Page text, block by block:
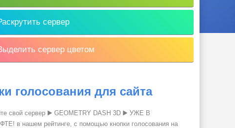
сервер
сервер цветом
голосования для сайта
свой сервер ▶️ GEOMETRY DASH 3D ▶️ УЖЕ В
в нашем рейтинге, с помощью кнопки голосования на